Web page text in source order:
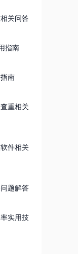
关问答
指南
南
重相关
件相关
题解答
实用技